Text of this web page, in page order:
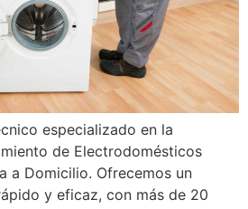
especializado en la
de Electrodomésticos
a Domicilio. Ofrecemos un
y eficaz, con más de 20